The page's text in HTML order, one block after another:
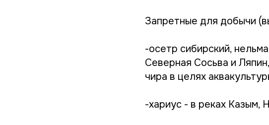
Запретные для добычи
-осетр сибирский,
Северная Сосьва и
чира в целях
-хариус - в реках Казым,